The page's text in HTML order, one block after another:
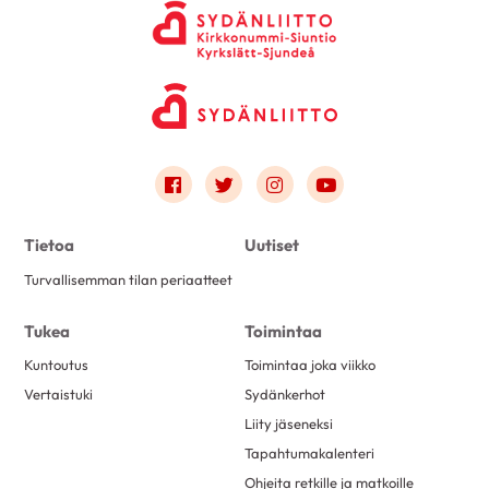
Link to facebook
Link to twitter
Link to instagram
Link to youtube
Tietoa
Turvallisemman tilan periaatteet
Uutiset
Tukea
Kuntoutus
Vertaistuki
Toimintaa
Toimintaa joka viikko
Sydänkerhot
Liity jäseneksi
Tapahtumakalenteri
Ohjeita retkille ja matkoille